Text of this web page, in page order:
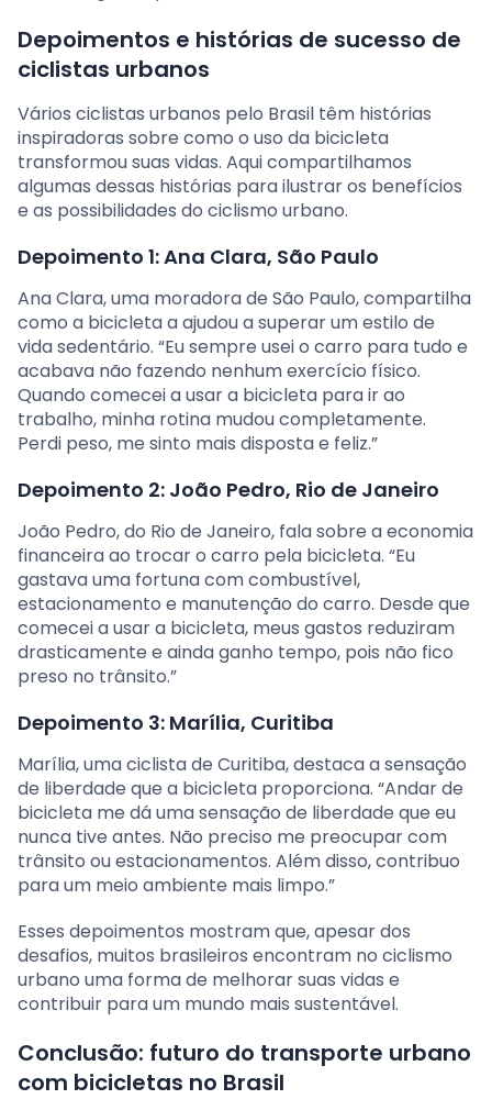
Depoimentos e histórias de sucesso de
ciclistas urbanos
Vários ciclistas urbanos pelo Brasil têm histórias
inspiradoras sobre como o uso da bicicleta
transformou suas vidas. Aqui compartilhamos
algumas dessas histórias para ilustrar os benefícios
e as possibilidades do ciclismo urbano.
Depoimento 1: Ana Clara, São Paulo
Ana Clara, uma moradora de São Paulo, compartilha
como a bicicleta a ajudou a superar um estilo de
vida sedentário. “Eu sempre usei o carro para tudo e
acabava não fazendo nenhum exercício físico.
Quando comecei a usar a bicicleta para ir ao
trabalho, minha rotina mudou completamente.
Perdi peso, me sinto mais disposta e feliz.”
Depoimento 2: João Pedro, Rio de Janeiro
João Pedro, do Rio de Janeiro, fala sobre a economia
financeira ao trocar o carro pela bicicleta. “Eu
gastava uma fortuna com combustível,
estacionamento e manutenção do carro. Desde que
comecei a usar a bicicleta, meus gastos reduziram
drasticamente e ainda ganho tempo, pois não fico
preso no trânsito.”
Depoimento 3: Marília, Curitiba
Marília, uma ciclista de Curitiba, destaca a sensação
de liberdade que a bicicleta proporciona. “Andar de
bicicleta me dá uma sensação de liberdade que eu
nunca tive antes. Não preciso me preocupar com
trânsito ou estacionamentos. Além disso, contribuo
para um meio ambiente mais limpo.”
Esses depoimentos mostram que, apesar dos
desafios, muitos brasileiros encontram no ciclismo
urbano uma forma de melhorar suas vidas e
contribuir para um mundo mais sustentável.
Conclusão: futuro do transporte urbano
com bicicletas no Brasil